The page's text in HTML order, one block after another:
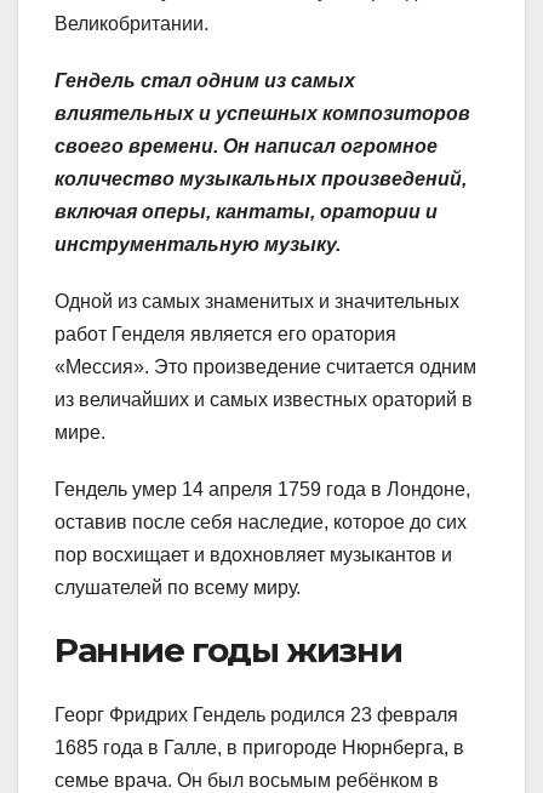
Великобритании.
Гендель стал одним из самых
влиятельных и успешных композиторов
своего времени. Он написал огромное
количество музыкальных произведений,
включая оперы, кантаты, оратории и
инструментальную музыку.
Одной из самых знаменитых и значительных
работ Генделя является его оратория
«Мессия». Это произведение считается одним
из величайших и самых известных ораторий в
мире.
Гендель умер 14 апреля 1759 года в Лондоне,
оставив после себя наследие, которое до сих
пор восхищает и вдохновляет музыкантов и
слушателей по всему миру.
Ранние годы жизни
Георг Фридрих Гендель родился 23 февраля
1685 года в Галле, в пригороде Нюрнберга, в
семье врача. Он был восьмым ребёнком в